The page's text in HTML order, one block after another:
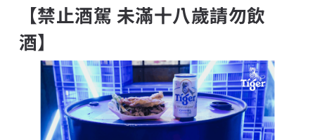
【禁止酒駕 未滿十八歲請勿飲
酒】